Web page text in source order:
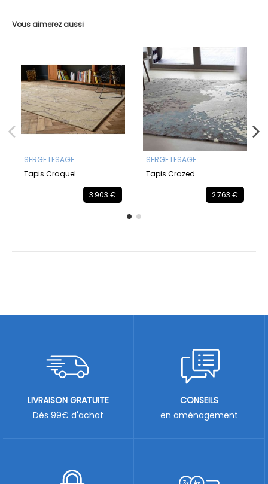
Vous aimerez aussi
SERGE LESAGE
Tapis Craquel
3 903 €
SERGE LESAGE
Tapis Crazed
2 763 €
LIVRAISON GRATUITE
Dès 99€ d'achat
CONSEILS
en aménagement